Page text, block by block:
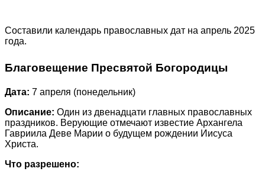
Составили календарь православных дат на апрель 2025
года.
Благовещение Пресвятой Богородицы
Дата: 7 апреля (понедельник)
Описание: Один из двенадцати главных православных
праздников. Верующие отмечают известие Архангела
Гавриила Деве Марии о будущем рождении Иисуса
Христа.
Что разрешено: